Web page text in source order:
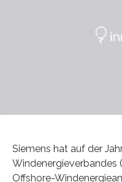
Siemens hat auf der
Windenergieverbandes
Offshore-